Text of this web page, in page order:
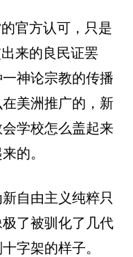
官方认可，只是
来的良民证罢
神论宗教的传播
美洲推广的，新
学校怎么盖起来
的。
自由主义纯粹只
了被驯化了几代
字架的样子。